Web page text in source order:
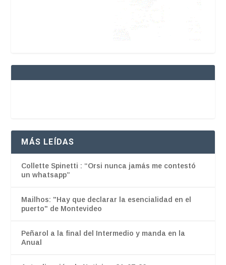
MÁS LEÍDAS
Collette Spinetti : “Orsi nunca jamás me contestó
un whatsapp”
Mailhos: "Hay que declarar la esencialidad en el
puerto" de Montevideo
Peñarol a la final del Intermedio y manda en la
Anual